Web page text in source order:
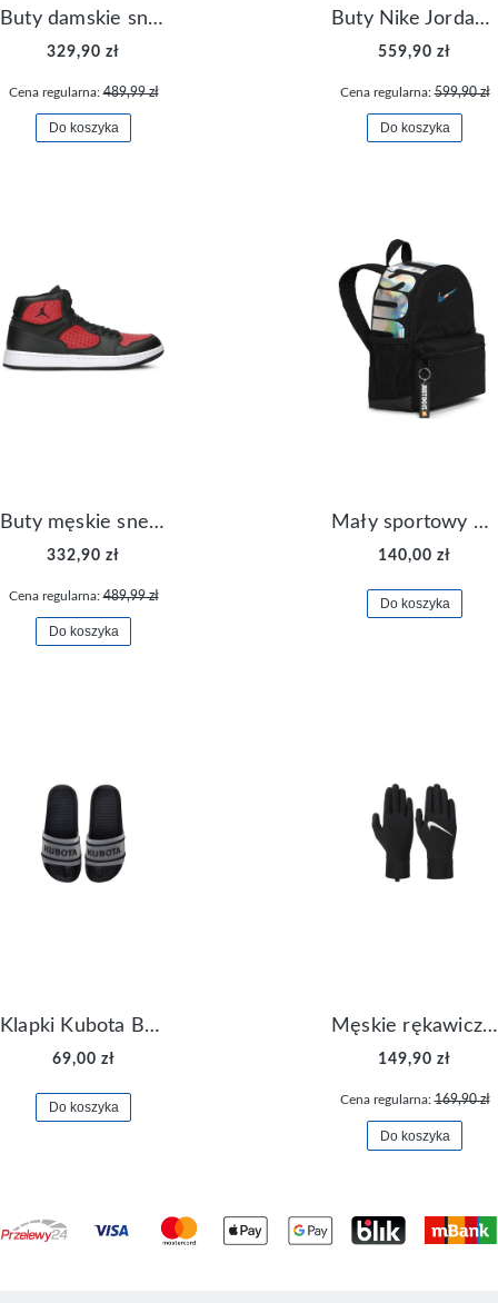
Buty damskie sneakersy Nike M2K Tekno AO3108-006
329,90 zł
Cena regularna:489,99 zł
Do koszyka
Buty Nike Jordan Flight Origin 4 921196-100
559,90 zł
Cena regularna:599,90 zł
Do koszyka
Buty męskie sneakersy Jordan Access AR3762-006
332,90 zł
Cena regularna:489,99 zł
Do koszyka
Mały sportowy plecak plecaczek Nike Brasilia JDI DR6091-017
140,00 zł
Do koszyka
Klapki Kubota Basenowe Gel Czarne
69,00 zł
Do koszyka
Męskie rękawiczki Nike Dri-FIT Lightweight Gloves N.RG.M0.082
149,90 zł
Cena regularna:169,90 zł
Do koszyka